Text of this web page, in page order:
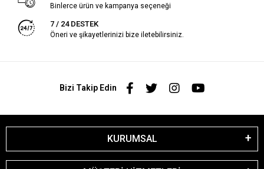
Binlerce ürün ve kampanya seçeneği
7 / 24 DESTEK
Öneri ve şikayetlerinizi bize iletebilirsiniz.
Bizi Takip Edin
KURUMSAL